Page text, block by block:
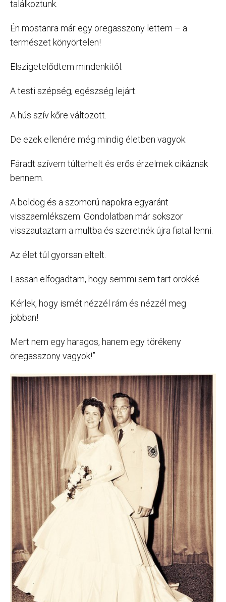
találkoztunk.
Én mostanra már egy öregasszony lettem – a
természet könyörtelen!
Elszigetelődtem mindenkitől.
A testi szépség, egészség lejárt.
A hús szív kőre változott.
De ezek ellenére még mindig életben vagyok.
Fáradt szívem túlterhelt és erős érzelmek cikáznak
bennem.
A boldog és a szomorú napokra egyaránt
visszaemlékszem. Gondolatban már sokszor
visszautaztam a multba és szeretnék újra fiatal lenni.
Az élet túl gyorsan eltelt.
Lassan elfogadtam, hogy semmi sem tart örökké.
Kérlek, hogy ismét nézzél rám és nézzél meg
jobban!
Mert nem egy haragos, hanem egy törékeny
öregasszony vagyok!”